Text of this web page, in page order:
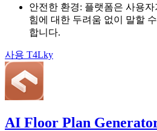
안전한 환경: 플랫폼은 사용
힘에 대한 두려움 없이 말할
합니다.
사용 T4Lky
AI Floor Plan